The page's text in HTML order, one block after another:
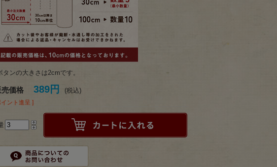
ンの大きさは2cmです。
売価格 389円 (税込)
イント進呈 ]